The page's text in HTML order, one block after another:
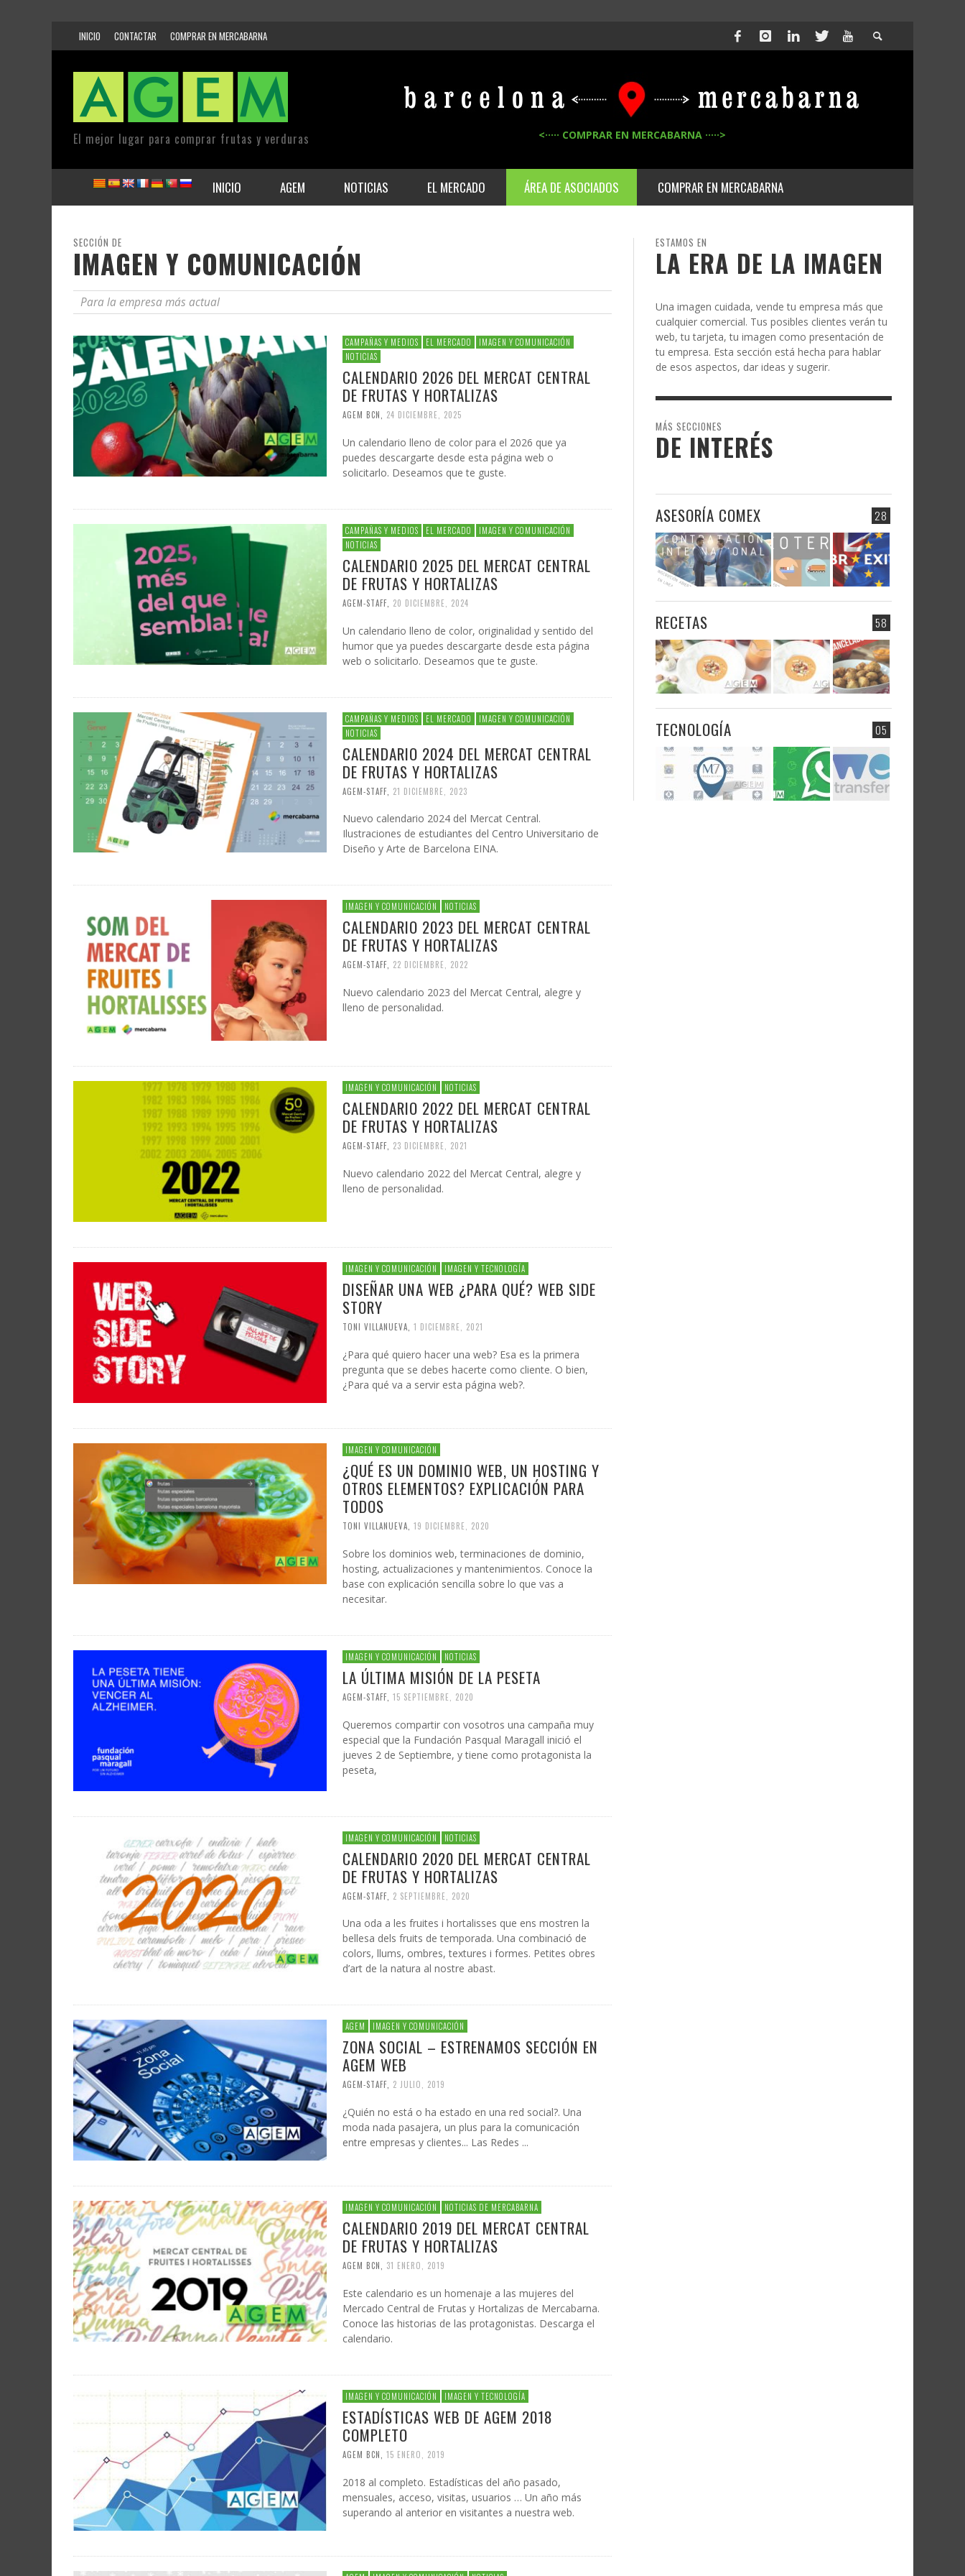
INICIO CONTACTAR COMPRAR EN MERCABARNA
El mejor lugar para comprar frutas y verduras <····· COMPRAR EN MERCABARNA ·····>
INICIO AGEM NOTICIAS EL MERCADO ÁREA DE ASOCIADOS COMPRAR EN MERCABARNA
SECCIÓN DE
IMAGEN Y COMUNICACIÓN
Para la empresa más actual
CAMPAÑAS Y MEDIOS EL MERCADO
IMAGEN Y COMUNICACIÓN
NOTICIAS
CALENDARIO 2026 DEL MERCAT CENTRAL
DE FRUTAS Y HORTALIZAS
AGEM BCN 24 DICIEMBRE, 2025
Un calendario lleno de color para el 2026 que ya
puedes descargarte desde esta página web o
solicitarlo. Deseamos que te guste.
CAMPAÑAS Y MEDIOS EL MERCADO
IMAGEN Y COMUNICACIÓN
NOTICIAS
CALENDARIO 2025 DEL MERCAT CENTRAL
DE FRUTAS Y HORTALIZAS
AGEM-STAFF 20 DICIEMBRE, 2024
Un calendario lleno de color, originalidad y sentido del
humor que ya puedes descargarte desde esta página
web o solicitarlo. Deseamos que te guste.
CAMPAÑAS Y MEDIOS EL MERCADO
IMAGEN Y COMUNICACIÓN
NOTICIAS
CALENDARIO 2024 DEL MERCAT CENTRAL
DE FRUTAS Y HORTALIZAS
AGEM-STAFF 21 DICIEMBRE, 2023
Nuevo calendario 2024 del Mercat Central.
Ilustraciones de estudiantes del Centro Universitario de
Diseño y Arte de Barcelona EINA.
IMAGEN Y COMUNICACIÓN NOTICIAS
CALENDARIO 2023 DEL MERCAT CENTRAL
DE FRUTAS Y HORTALIZAS
AGEM-STAFF, 22 DICIEMBRE, 2022
Nuevo calendario 2023 del Mercat Central, alegre y
lleno de personalidad.
IMAGEN Y COMUNICACIÓN NOTICIAS
CALENDARIO 2022 DEL MERCAT CENTRAL
DE FRUTAS Y HORTALIZAS
AGEM-STAFF 23 DICIEMBRE, 2021
Nuevo calendario 2022 del Mercat Central, alegre y
lleno de personalidad.
IMAGEN Y COMUNICACIÓN IMAGEN Y TECNOLOGÍA
DISEÑAR UNA WEB ¿PARA QUÉ? WEB SIDE
STORY
TONI VILLANUEVA 1 DICIEMBRE, 2021
¿Para qué quiero hacer una web? Esa es la primera
pregunta que se debes hacerte como cliente. O bien,
¿Para qué va a servir esta página web?.
IMAGEN Y COMUNICACIÓN
¿QUÉ ES UN DOMINIO WEB, UN HOSTING Y
OTROS ELEMENTOS? EXPLICACIÓN PARA
TODOS
TONI VILLANUEVA 19 DICIEMBRE, 2020
Sobre los dominios web, terminaciones de dominio,
hosting, actualizaciones y mantenimientos. Conoce la
base con explicación sencilla sobre lo que vas a
necesitar.
IMAGEN Y COMUNICACIÓN NOTICIAS
LA ÚLTIMA MISIÓN DE LA PESETA
AGEM-STAFF 15 SEPTIEMBRE, 2020
Queremos compartir con vosotros una campaña muy
especial que la Fundación Pasqual Maragall inició el
jueves 2 de Septiembre, y tiene como protagonista la
peseta,
IMAGEN Y COMUNICACIÓN NOTICIAS
CALENDARIO 2020 DEL MERCAT CENTRAL
DE FRUTAS Y HORTALIZAS
AGEM-STAFF 2 SEPTIEMBRE, 2020
Una oda a les fruites i hortalisses que ens mostren la
bellesa dels fruits de temporada. Una combinació de
colors, llums, ombres, textures i formes. Petites obres
d’art de la natura al nostre abast.
AGEM IMAGEN Y COMUNICACIÓN
ZONA SOCIAL – ESTRENAMOS SECCIÓN EN
AGEM WEB
AGEM-STAFF, 2 JULIO, 2019
¿Quién no está o ha estado en una red social?. Una
moda nada pasajera, un plus para la comunicación
entre empresas y clientes... Las Redes ...
IMAGEN Y COMUNICACIÓN NOTICIAS DE MERCABARNA
CALENDARIO 2019 DEL MERCAT CENTRAL
DE FRUTAS Y HORTALIZAS
AGEM BCN 31 ENERO, 2019
Este calendario es un homenaje a las mujeres del
Mercado Central de Frutas y Hortalizas de Mercabarna.
Conoce las historias de las protagonistas. Descarga el
calendario.
IMAGEN Y COMUNICACIÓN IMAGEN Y TECNOLOGÍA
ESTADÍSTICAS WEB DE AGEM 2018
COMPLETO
AGEM BCN 15 ENERO, 2019
2018 al completo. Estadísticas del año pasado,
mensuales, acceso, visitas, usuarios … Un año más
superando al anterior en visitantes a nuestra web.
ESTAMOS EN
LA ERA DE LA IMAGEN
Una imagen cuidada, vende tu empresa más que
cualquier comercial. Tus posibles clientes verán tu
web, tu tarjeta, tu imagen como presentación de
tu empresa. Esta sección está hecha para hablar
de esos aspectos, dar ideas y sugerir.
MÁS SECCIONES
DE INTERÉS
28
ASESORÍA COMEX
58
RECETAS
05
TECNOLOGÍA